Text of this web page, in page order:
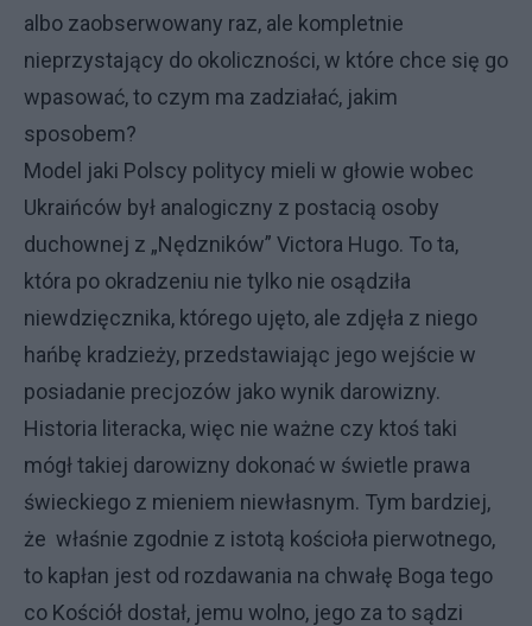
albo zaobserwowany raz, ale kompletnie
nieprzystający do okoliczności, w które chce się go
wpasować, to czym ma zadziałać, jakim
sposobem?
Model jaki Polscy politycy mieli w głowie wobec
Ukraińców był analogiczny z postacią osoby
duchownej z „Nędzników” Victora Hugo. To ta,
która po okradzeniu nie tylko nie osądziła
niewdzięcznika, którego ujęto, ale zdjęła z niego
hańbę kradzieży, przedstawiając jego wejście w
posiadanie precjozów jako wynik darowizny.
Historia literacka, więc nie ważne czy ktoś taki
mógł takiej darowizny dokonać w świetle prawa
świeckiego z mieniem niewłasnym. Tym bardziej,
że właśnie zgodnie z istotą kościoła pierwotnego,
to kapłan jest od rozdawania na chwałę Boga tego
co Kościół dostał, jemu wolno, jego za to sądzi